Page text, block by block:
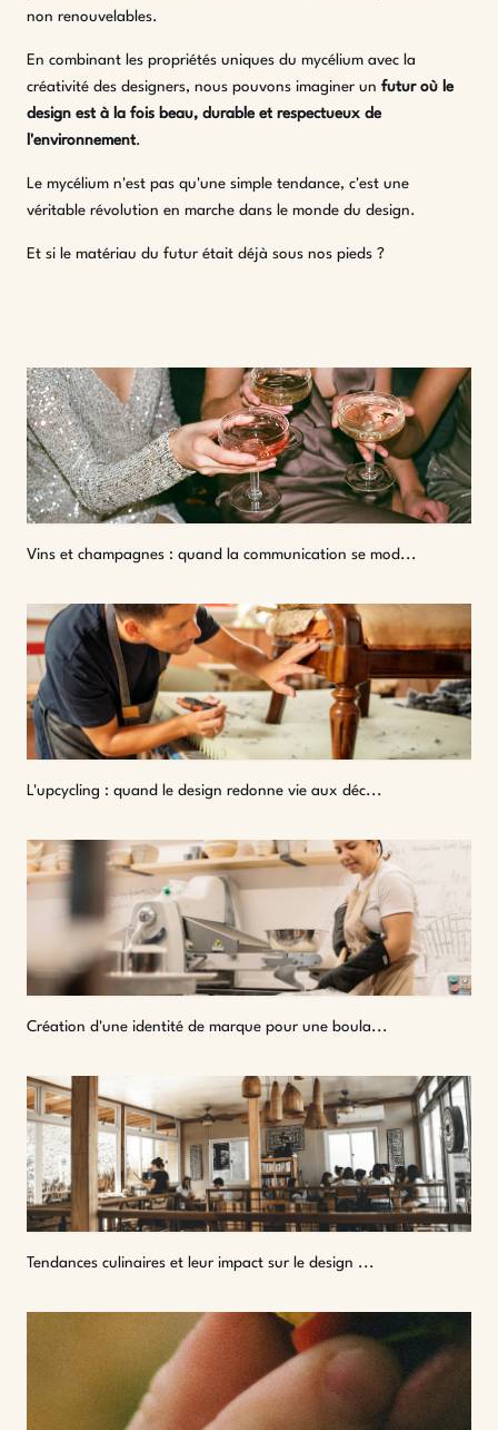
non renouvelables.
En combinant les propriétés uniques du mycélium avec la
créativité des designers, nous pouvons imaginer un futur où le
design est à la fois beau, durable et respectueux de
l'environnement.
Le mycélium n'est pas qu'une simple tendance, c'est une
véritable révolution en marche dans le monde du design.
Et si le matériau du futur était déjà sous nos pieds ?
Vins et champagnes : quand la communication se mod...
L'upcycling : quand le design redonne vie aux déc...
Création d'une identité de marque pour une boula...
Tendances culinaires et leur impact sur le design ...